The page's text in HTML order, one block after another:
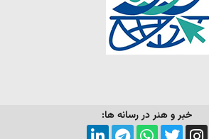
خبر و هنر در رسانه ها: